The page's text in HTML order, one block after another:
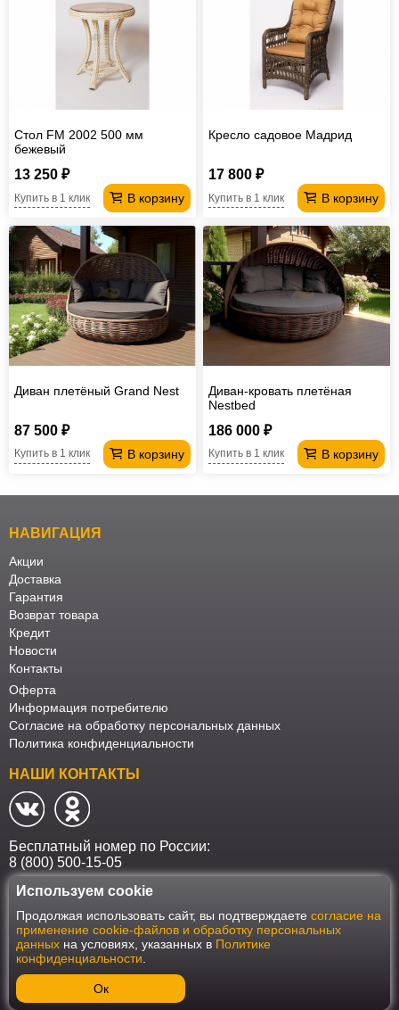
Стол FM 2002 500 мм
бежевый
13 250 ₽
В корзину
Купить в 1 клик
Кресло садовое Мадрид
17 800 ₽
В корзину
Купить в 1 клик
Диван плетёный Grand Nest
87 500 ₽
В корзину
Купить в 1 клик
Диван-кровать плетёная
Nestbed
186 000 ₽
В корзину
Купить в 1 клик
НАВИГАЦИЯ
Акции
Доставка
Гарантия
Возврат товара
Кредит
Новости
Контакты
Оферта
Информация потребителю
Согласие на обработку персональных данных
Политика конфиденциальности
НАШИ КОНТАКТЫ
Бесплатный номер по России:
8 (800) 500-15-05
Наш интернет-магазин работает в соответствии с требованиями
Федерального закона от 27 июля 2006 года №152-ФЗ "О персональных
данных". Оформить заказ на сайте Мебеласка возможно только при
наличии согласия на обработку Ваших персональных данных. Для
улучшения работы сайта и его взаимодействия с пользователями мы
используем файлы cookie. Продолжая пользоваться сайтом, вы
соглашаетесь с использованием cookie.
Используем cookie
Продолжая использовать сайт, вы подтверждаете согласие на
применение cookie-файлов и обработку персональных
данных на условиях, указанных в Политике
конфиденциальности
Ок